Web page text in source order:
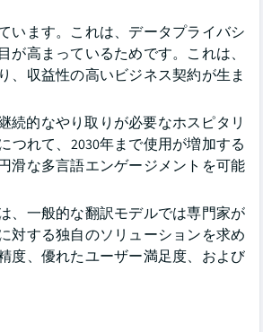
います。これは、データプライバシ
高まっているためです。これは、
、収益性の高いビジネス契約が生ま
続的なやり取りが必要なホスピタリ
れて、2030年まで使用が増加する
滑な多言語エンゲージメントを可能
、一般的な翻訳モデルでは専門家が
対する独自のソリューションを求め
度、優れたユーザー満足度、および